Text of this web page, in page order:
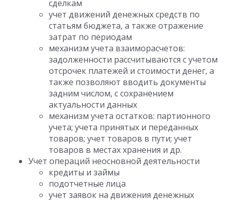
сделкам
учет движений денежных средств по
статьям бюджета, а также отражение
затрат по периодам
механизм учета взаиморасчетов:
задолженности рассчитываются с учетом
отсрочек платежей и стоимости денег, а
также позволяют вводить документы
задним числом, с сохранением
актуальности данных
механизм учета остатков: партионного
учета; учета принятых и переданных
товаров; учет товаров в пути; учет
товаров в местах хранения и др.
Учет операций неосновной деятельности
кредиты и займы
подотчетные лица
учет заявок на движения денежных